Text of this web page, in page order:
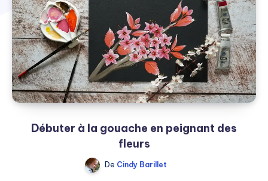
Débuter à la gouache en peignant des
fleurs
De Cindy Barillet